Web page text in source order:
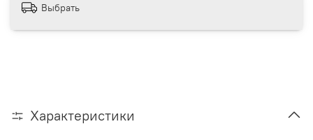
Выбрать
Характеристики